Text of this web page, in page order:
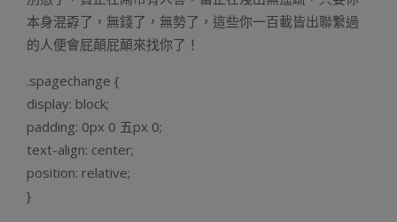
本身混孬了，無錢了，無勢了，這些你一百載皆出聯繫過
的人便會屁顛屁顛來找你了！
.spagechange {
display: block;
padding: 0px 0 五px 0;
text-align: center;
position: relative;
}